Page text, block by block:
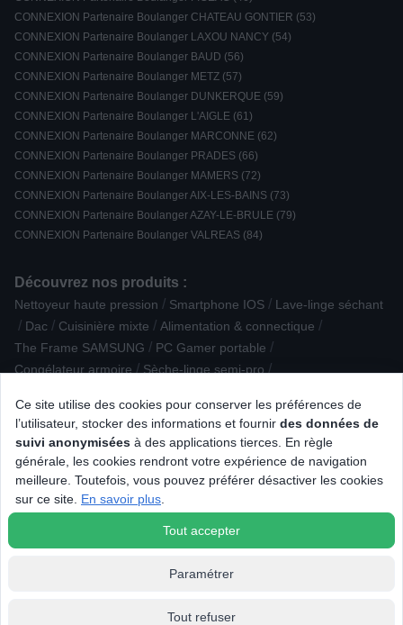
Ce site utilise des cookies pour conserver les préférences de
l’utilisateur, stocker des informations et fournir des données de
suivi anonymisées à des applications tierces. En règle
générale, les cookies rendront votre expérience de navigation
meilleure. Toutefois, vous pouvez préférer désactiver les cookies
sur ce site. En savoir plus
Tout accepter
Paramétrer
Tout refuser
CONNEXION Partenaire Boulanger CHATEAU GONTIER (53)
CONNEXION Partenaire Boulanger LAXOU NANCY (54)
CONNEXION Partenaire Boulanger BAUD (56)
CONNEXION Partenaire Boulanger METZ (57)
CONNEXION Partenaire Boulanger DUNKERQUE (59)
CONNEXION Partenaire Boulanger L'AIGLE (61)
CONNEXION Partenaire Boulanger MARCONNE (62)
CONNEXION Partenaire Boulanger PRADES (66)
CONNEXION Partenaire Boulanger MAMERS (72)
CONNEXION Partenaire Boulanger AIX-LES-BAINS (73)
CONNEXION Partenaire Boulanger AZAY-LE-BRULE (79)
CONNEXION Partenaire Boulanger VALREAS (84)
Découvrez nos produits :
Nettoyeur haute pression / Smartphone IOS / Lave-linge séchant
/ Dac / Cuisinière mixte / Alimentation & connectique /
The Frame SAMSUNG / PC Gamer portable /
Congélateur armoire / Sèche-linge semi-pro /
Accessoire Hygiène dentaire / Tapis / Centrifugeuse / Toner laser
Accessoire puericulture
Radio portable / Lecteur Blu-ray Carte mémoire
Chargeur, nettoyant, housse / Radio réveil / Cuisinière gaz /
Purificateur / Accessoire froid
© 2026 Tous droits réservés Connexion.fr